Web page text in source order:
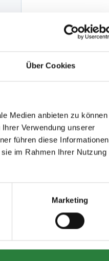
Über Cookies
Medien anbieten zu können
Verwendung unserer
führen diese Informationen
im Rahmen Ihrer Nutzung
Marketing